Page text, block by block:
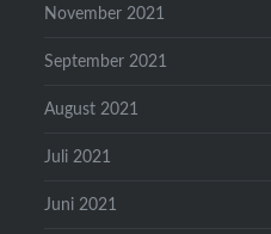
November 2021
September 2021
August 2021
Juli 2021
Juni 2021